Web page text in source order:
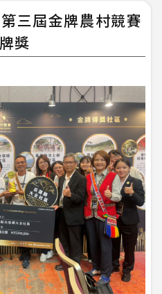
三屆金牌農村競賽
獎